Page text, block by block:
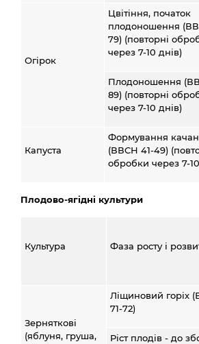
Огірок
Цвітіння, початок
плодоношення
79) (повторні
через 7-10 днів)
Плодоношення
89) (повторні
через 7-10 днів)
Капуста
Формування
(ВВСН 41-49)
обробки через 7-
Плодово-ягідні культури
Культура Фаза росту і
Зерняткові
(яблуня, груша,
Ліщиновий горіх
71-72)
Ріст плодів - до